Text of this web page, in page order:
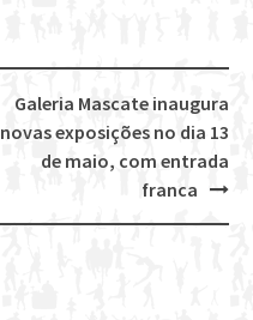
Galeria Mascate inaugura
novas exposições no dia 13
de maio, com entrada
franca